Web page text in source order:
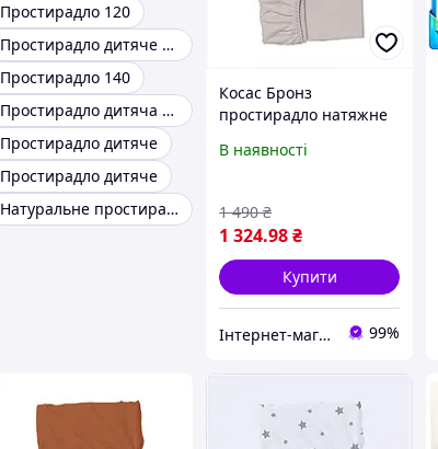
Простирадло 120
Простирадло дитяче в комплекті
Простирадло 140
Простирадло дитяча бавовна
Простирадло дитяче
Простирадло дитяче
Натуральне простирадло дитяче
Косас Бронз
простирадло натяжне
769T2A60B4
В наявності
1 324.98₴
1 490 ₴
Купити
Інтернет-магазин SaleX 99%